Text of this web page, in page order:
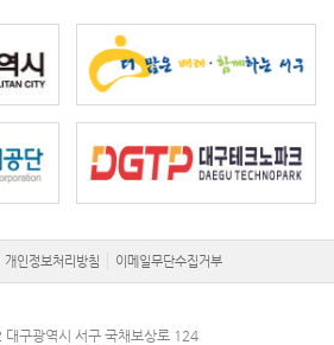
개인정보처리방침 이메일무단수집거부
구광역시 서구 국채보상로 124